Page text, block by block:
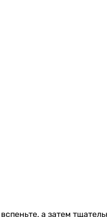
а затем